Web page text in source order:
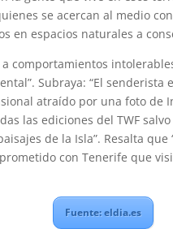
se acercan al medio
en espacios naturales a
comportamientos
Subraya: “El
atraído por una foto de
las ediciones del TWF
de la Isla”. Resalta
con Tenerife que
Fuente: eldia.es